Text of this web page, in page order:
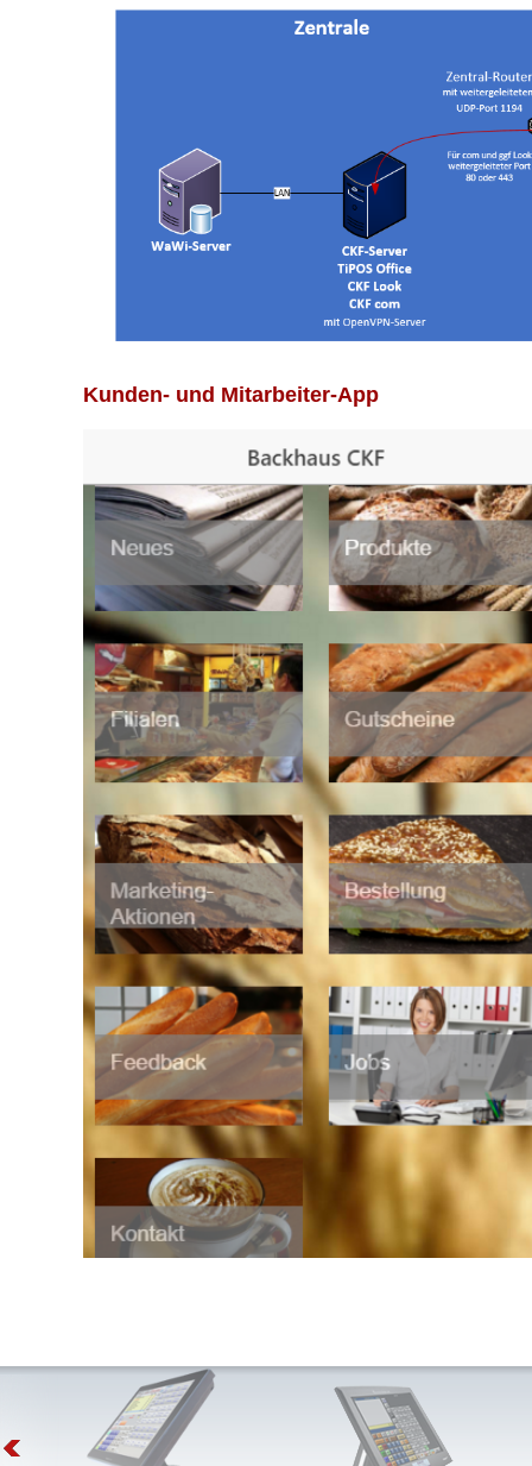
Kunden- und Mitarbeiter-App